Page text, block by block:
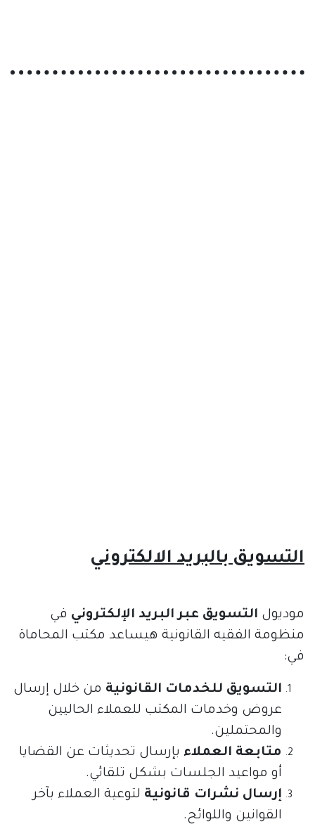
التسويق بالبريد الالكتروني
موديول التسويق عبر البريد الإلكتروني في
منظومة الفقيه القانونية هيساعد مكتب المحاماة
في:
التسويق للخدمات القانونية من خلال إرسال
عروض وخدمات المكتب للعملاء الحاليين
والمحتملين.
متابعة العملاء بإرسال تحديثات عن القضايا
أو مواعيد الجلسات بشكل تلقائي.
إرسال نشرات قانونية لتوعية العملاء بآخر
القوانين واللوائح.